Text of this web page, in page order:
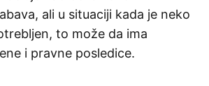
ali u situaciji kada je neko
to može da ima
i pravne posledice.